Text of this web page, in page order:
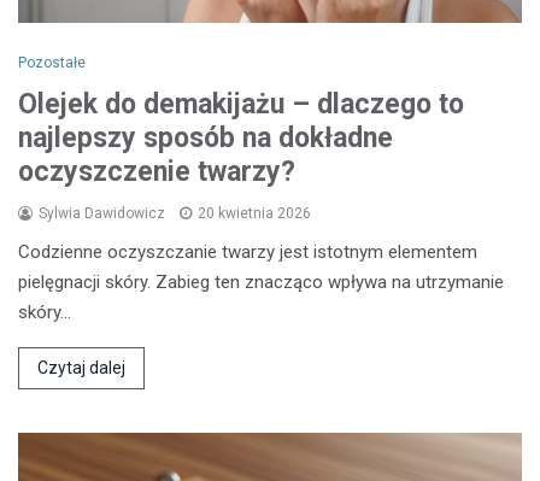
Pozostałe
Olejek do demakijażu – dlaczego to
najlepszy sposób na dokładne
oczyszczenie twarzy?
Sylwia Dawidowicz 20 kwietnia 2026
Codzienne oczyszczanie twarzy jest istotnym elementem
pielęgnacji skóry. Zabieg ten znacząco wpływa na utrzymanie
skóry…
Czytaj dalej